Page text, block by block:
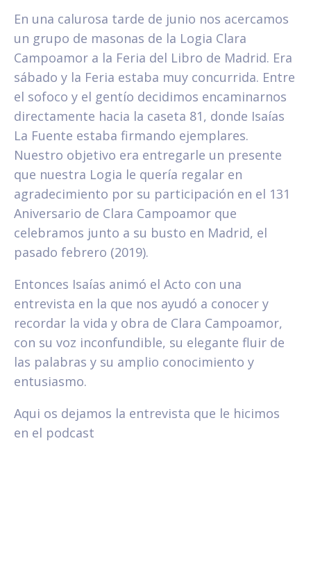
En una calurosa tarde de junio nos acercamos
un grupo de masonas de la Logia Clara
Campoamor a la Feria del Libro de Madrid. Era
sábado y la Feria estaba muy concurrida. Entre
el sofoco y el gentío decidimos encaminarnos
directamente hacia la caseta 81, donde Isaías
La Fuente estaba firmando ejemplares.
Nuestro objetivo era entregarle un presente
que nuestra Logia le quería regalar en
agradecimiento por su participación en el 131
Aniversario de Clara Campoamor que
celebramos junto a su busto en Madrid, el
pasado febrero (2019).
Entonces Isaías animó el Acto con una
entrevista en la que nos ayudó a conocer y
recordar la vida y obra de Clara Campoamor,
con su voz inconfundible, su elegante fluir de
las palabras y su amplio conocimiento y
entusiasmo.
Aqui os dejamos la entrevista que le hicimos
en el podcast